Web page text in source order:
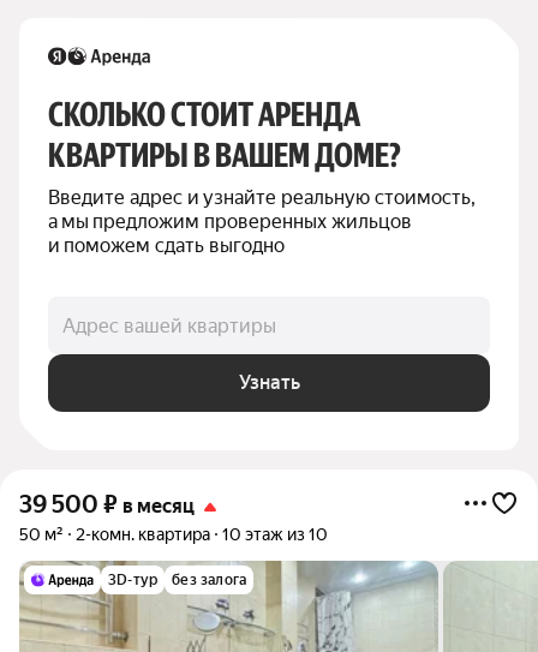
СКОЛЬКО СТОИТ АРЕНДА
КВАРТИРЫ В ВАШЕМ ДОМЕ?
Введите адрес и узнайте реальную стоимость,
а мы предложим проверенных жильцов
и поможем сдать выгодно
Адрес вашей квартиры
Узнать
39 500 ₽ в месяц
50 м² 2-комн. квартира 10 этаж из 10
3D-тур без залога